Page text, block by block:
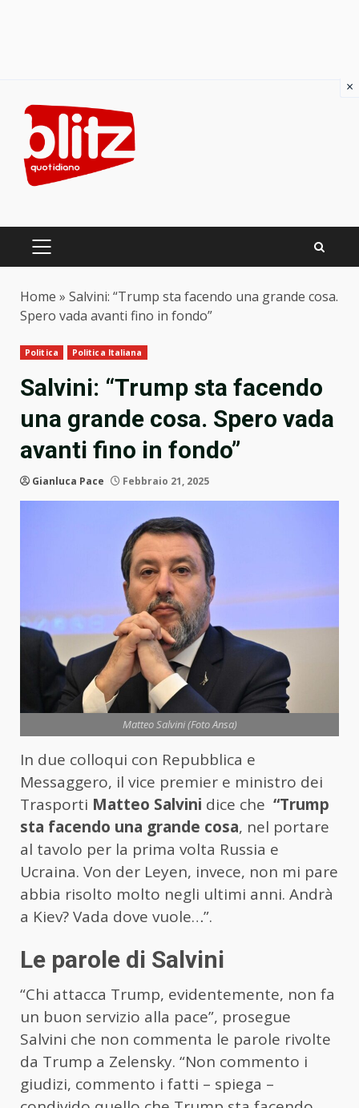
content
PRIMARY
Home » Salvini: “Trump sta facendo una grande cosa.
Spero vada avanti fino in fondo”
Politica Politica Italiana
Salvini: “Trump sta facendo
una grande cosa. Spero vada
avanti fino in fondo”
Gianluca Pace Febbraio 21, 2025
Matteo Salvini (Foto Ansa)
In due colloqui con Repubblica e
Messaggero, il vice premier e ministro dei
Trasporti Matteo Salvini dice che “Trump
sta facendo una grande cosa, nel portare
al tavolo per la prima volta Russia e
Ucraina. Von der Leyen, invece, non mi pare
abbia risolto molto negli ultimi anni. Andrà
a Kiev? Vada dove vuole…”.
Le parole di Salvini
“Chi attacca Trump, evidentemente, non fa
un buon servizio alla pace”, prosegue
Salvini che non commenta le parole rivolte
da Trump a Zelensky. “Non commento i
giudizi, commento i fatti – spiega –
×